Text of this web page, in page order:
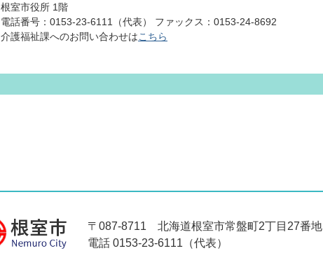
根室市役所 1階
電話番号：0153-23-6111（代表） ファックス：0153-24-8692
介護福祉課へのお問い合わせはこちら
〒087-8711 北海道根室市常盤町2丁目27番地
電話 0153-23-6111（代表）